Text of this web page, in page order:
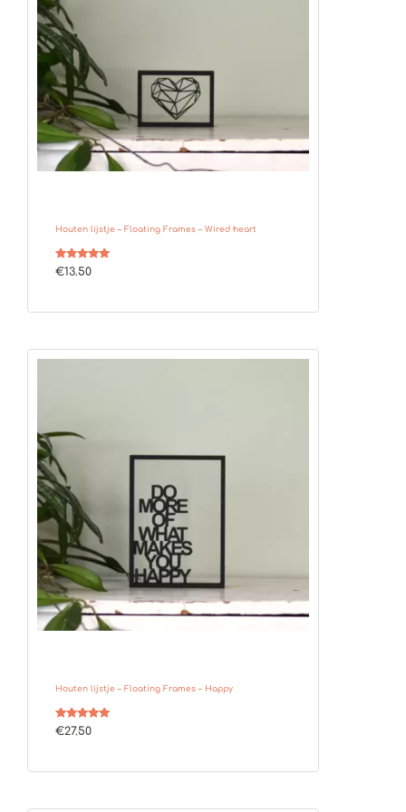
Houten lijstje – Floating Frames – Wired heart
Gewaardeerd
5.00
€13.50
Houten lijstje – Floating Frames – Happy
Gewaardeerd
5.00
€27.50